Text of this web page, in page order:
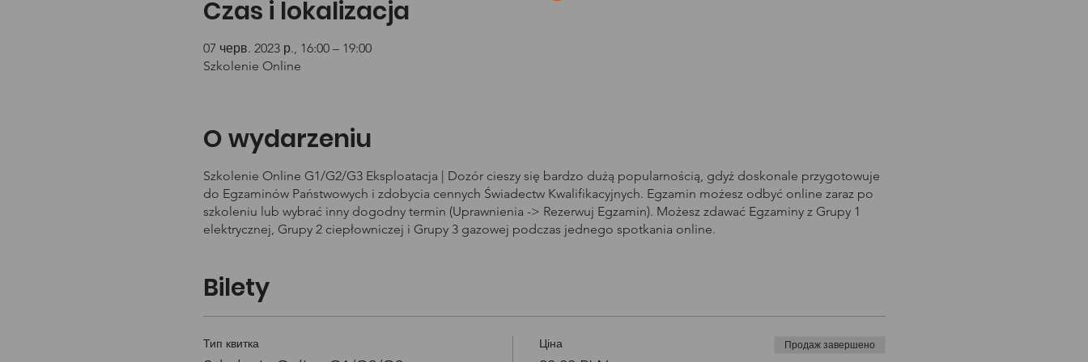
Czas i lokalizacja
07 черв. 2023 р., 16:00 – 19:00
Szkolenie Online
O wydarzeniu
Szkolenie Online G1/G2/G3 Eksploatacja | Dozór cieszy się bardzo dużą popularnością, gdyż doskonale przygotowuje
do Egzaminów Państwowych i zdobycia cennych Świadectw Kwalifikacyjnych. Egzamin możesz odbyć online zaraz po
szkoleniu lub wybrać inny dogodny termin (Uprawnienia -> Rezerwuj Egzamin). Możesz zdawać Egzaminy z Grupy 1
elektrycznej, Grupy 2 ciepłowniczej i Grupy 3 gazowej podczas jednego spotkania online.
Bilety
Тип квитка Ціна Продаж завершено